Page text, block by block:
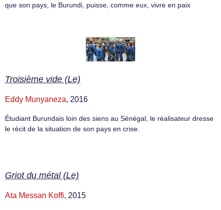
que son pays, le Burundi, puisse, comme eux, vivre en paix
Troisième vide (Le)
Eddy Munyaneza, 2016
Étudiant Burundais loin des siens au Sénégal, le réalisateur dresse
le récit de la situation de son pays en crise.
Griot du métal (Le)
Ata Messan Koffi, 2015